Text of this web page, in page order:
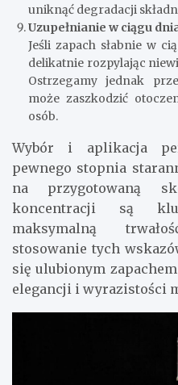
uniknąć degradacji
Uzupełnianie w ciągu
Jeśli zapach słabnie w
delikatnie rozpylając
Ostrzegamy jednak
może zaszkodzić
osób.
Wybór i aplikacja
pewnego stopnia
na przygotowaną
koncentracji są
maksymalną
stosowanie tych
się ulubionym
elegancji i wyrazistości